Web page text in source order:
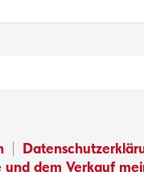
dem Verkauf